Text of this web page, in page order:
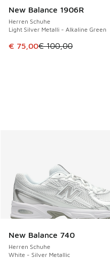
New Balance 1906R
Herren Schuhe
Light Silver Metalli - Alkaline Green
Dieser Artikel ist im Sale.
€ 75,00€ 100,00
New Balance 740
Herren Schuhe
White - Silver Metallic